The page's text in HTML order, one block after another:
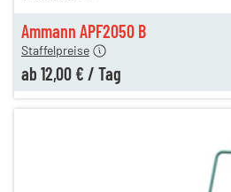
Ammann APF2050 B
Staffelpreise
ab 12,00 € / Tag